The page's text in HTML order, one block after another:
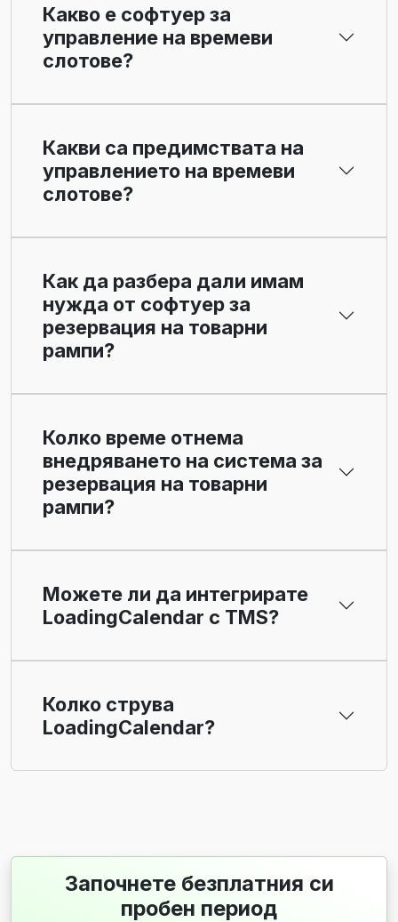
Какво е софтуер за
управление на времеви
слотове?
Какви са предимствата на
управлението на времеви
слотове?
Как да разбера дали имам
нужда от софтуер за
резервация на товарни
рампи?
Колко време отнема
внедряването на система за
резервация на товарни
рампи?
Можете ли да интегрирате
LoadingCalendar с TMS?
Колко струва
LoadingCalendar?
Започнете безплатния си
пробен период